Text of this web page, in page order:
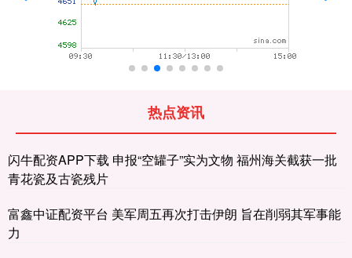
热点资讯
闪牛配资APP下载 申报“空罐子”实为文物 福州海关截获一批
青花瓷及古瓷残片
富鑫中证配资平台 美军周五再次打击伊朗 旨在削弱其军事能
力